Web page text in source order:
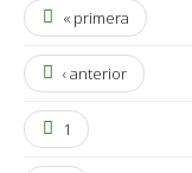
« primera
‹ anterior
1